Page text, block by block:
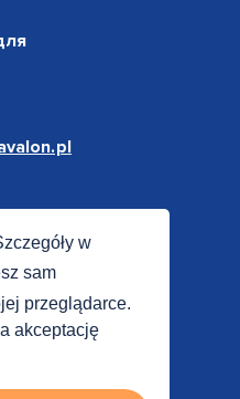
w
sam
przeglądarce.
akceptację